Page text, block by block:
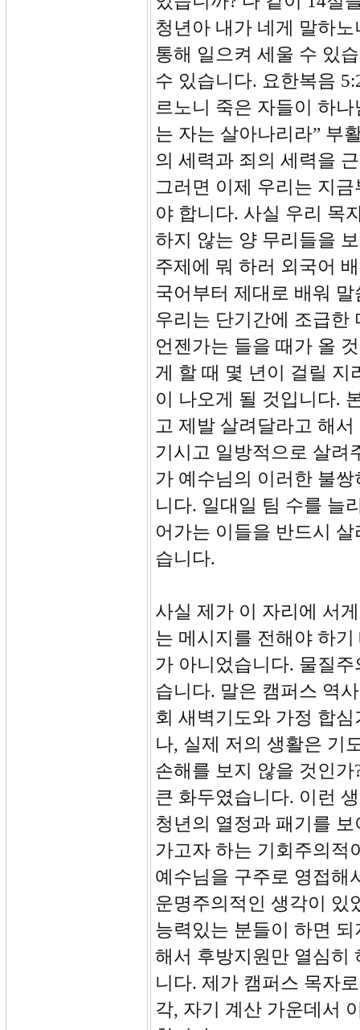
청년아 내가 네게 말하
통해 일으켜 세울 수 있
수 있습니다. 요한복음
르노니 죽은 자들이 하
는 자는 살아나리라” 부
의 세력과 죄의 세력을
그러면 이제 우리는 지
야 합니다. 사실 우리 목
하지 않는 양 무리들을
주제에 뭐 하러 외국어
국어부터 제대로 배워
우리는 단기간에 조급한
언젠가는 들을 때가 올
게 할 때 몇 년이 걸릴 지
이 나오게 될 것입니다.
고 제발 살려달라고 해
기시고 일방적으로 살려
가 예수님의 이러한 불
니다. 일대일 팀 수를 늘
어가는 이들을 반드시
습니다.
사실 제가 이 자리에 서
는 메시지를 전해야 하
가 아니었습니다. 물질
습니다. 말은 캠퍼스 역
회 새벽기도와 가정 합
나, 실제 저의 생활은 기
손해를 보지 않을 것인
큰 화두였습니다. 이런
청년의 열정과 패기를
가고자 하는 기회주의적
예수님을 구주로 영접해
운명주의적인 생각이 있
능력있는 분들이 하면
해서 후방지원만 열심히
니다. 제가 캠퍼스 목자
각, 자기 계산 가운데서